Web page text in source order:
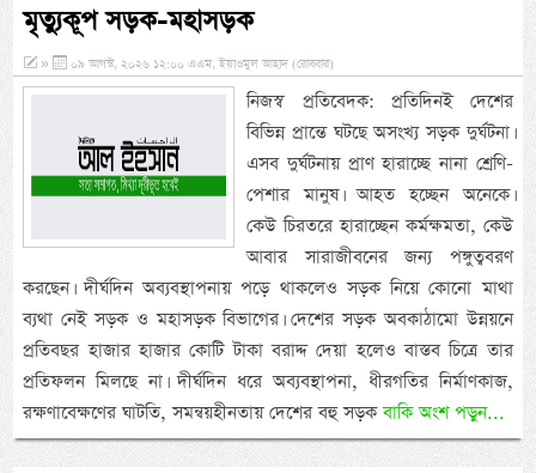
মৃত্যুকূপ সড়ক-মহাসড়ক
» ০৯ আগস্ট, ২০২৬ ১২:০০ এএম, ইয়াওমুল আহাদ (রোববার)
নিজস্ব প্রতিবেদক: প্রতিদিনই দেশের
বিভিন্ন প্রান্তে ঘটছে অসংখ্য সড়ক দুর্ঘটনা।
এসব দুর্ঘটনায় প্রাণ হারাচ্ছে নানা শ্রেণি-
পেশার মানুষ। আহত হচ্ছেন অনেকে।
কেউ চিরতরে হারাচ্ছেন কর্মক্ষমতা, কেউ
আবার সারাজীবনের জন্য পঙ্গুত্ববরণ
করছেন। দীর্ঘদিন অব্যবস্থাপনায় পড়ে থাকলেও সড়ক নিয়ে কোনো মাথা
ব্যথা নেই সড়ক ও মহাসড়ক বিভাগের। দেশের সড়ক অবকাঠামো উন্নয়নে
প্রতিবছর হাজার হাজার কোটি টাকা বরাদ্দ দেয়া হলেও বাস্তব চিত্রে তার
প্রতিফলন মিলছে না। দীর্ঘদিন ধরে অব্যবস্থাপনা, ধীরগতির নির্মাণকাজ,
রক্ষণাবেক্ষণের ঘাটতি, সমন্বয়হীনতায় দেশের বহু সড়কবাকি অংশ পড়ুন...